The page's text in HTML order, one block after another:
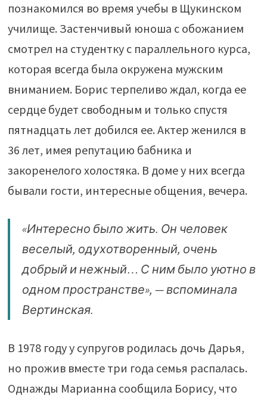
познакомился во время учебы в Щукинском
училище. Застенчивый юноша с обожанием
смотрел на студентку с параллельного курса,
которая всегда была окружена мужским
вниманием. Борис терпеливо ждал, когда ее
сердце будет свободным и только спустя
пятнадцать лет добился ее. Актер женился в
36 лет, имея репутацию бабника и
закоренелого холостяка. В доме у них всегда
бывали гости, интересные общения, вечера.
«Интересно было жить. Он человек
веселый, одухотворенный, очень
добрый и нежный… С ним было уютно в
одном пространстве», — вспоминала
Вертинская.
В 1978 году у супругов родилась дочь Дарья,
но прожив вместе три года семья распалась.
Однажды Марианна сообщила Борису, что